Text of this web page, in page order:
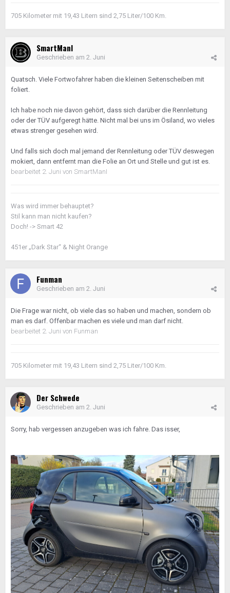
705 Kilometer mit 19,43 Litern sind 2,75 Liter/100 Km.
SmartManI
Geschrieben am 2. Juni
Quatsch. Viele Fortwofahrer haben die kleinen Seitenscheiben mit
foliert.
Ich habe noch nie davon gehört, dass sich darüber die Rennleitung
oder der TÜV aufgeregt hätte. Nicht mal bei uns im Ösiland, wo vieles
etwas strenger gesehen wird.
Und falls sich doch mal jemand der Rennleitung oder TÜV deswegen
mokiert, dann entfernt man die Folie an Ort und Stelle und gut ist es.
bearbeitet 2. Juni von SmartManI
Was wird immer behauptet?
Stil kann man nicht kaufen?
Doch! -> Smart 42
451er „Dark Star“ & Night Orange
Funman
Geschrieben am 2. Juni
Die Frage war nicht, ob viele das so haben und machen, sondern ob
man es darf. Offenbar machen es viele und man darf nicht.
bearbeitet 2. Juni von Funman
705 Kilometer mit 19,43 Litern sind 2,75 Liter/100 Km.
Der Schwede
Geschrieben am 2. Juni
Sorry, hab vergessen anzugeben was ich fahre. Das isser,